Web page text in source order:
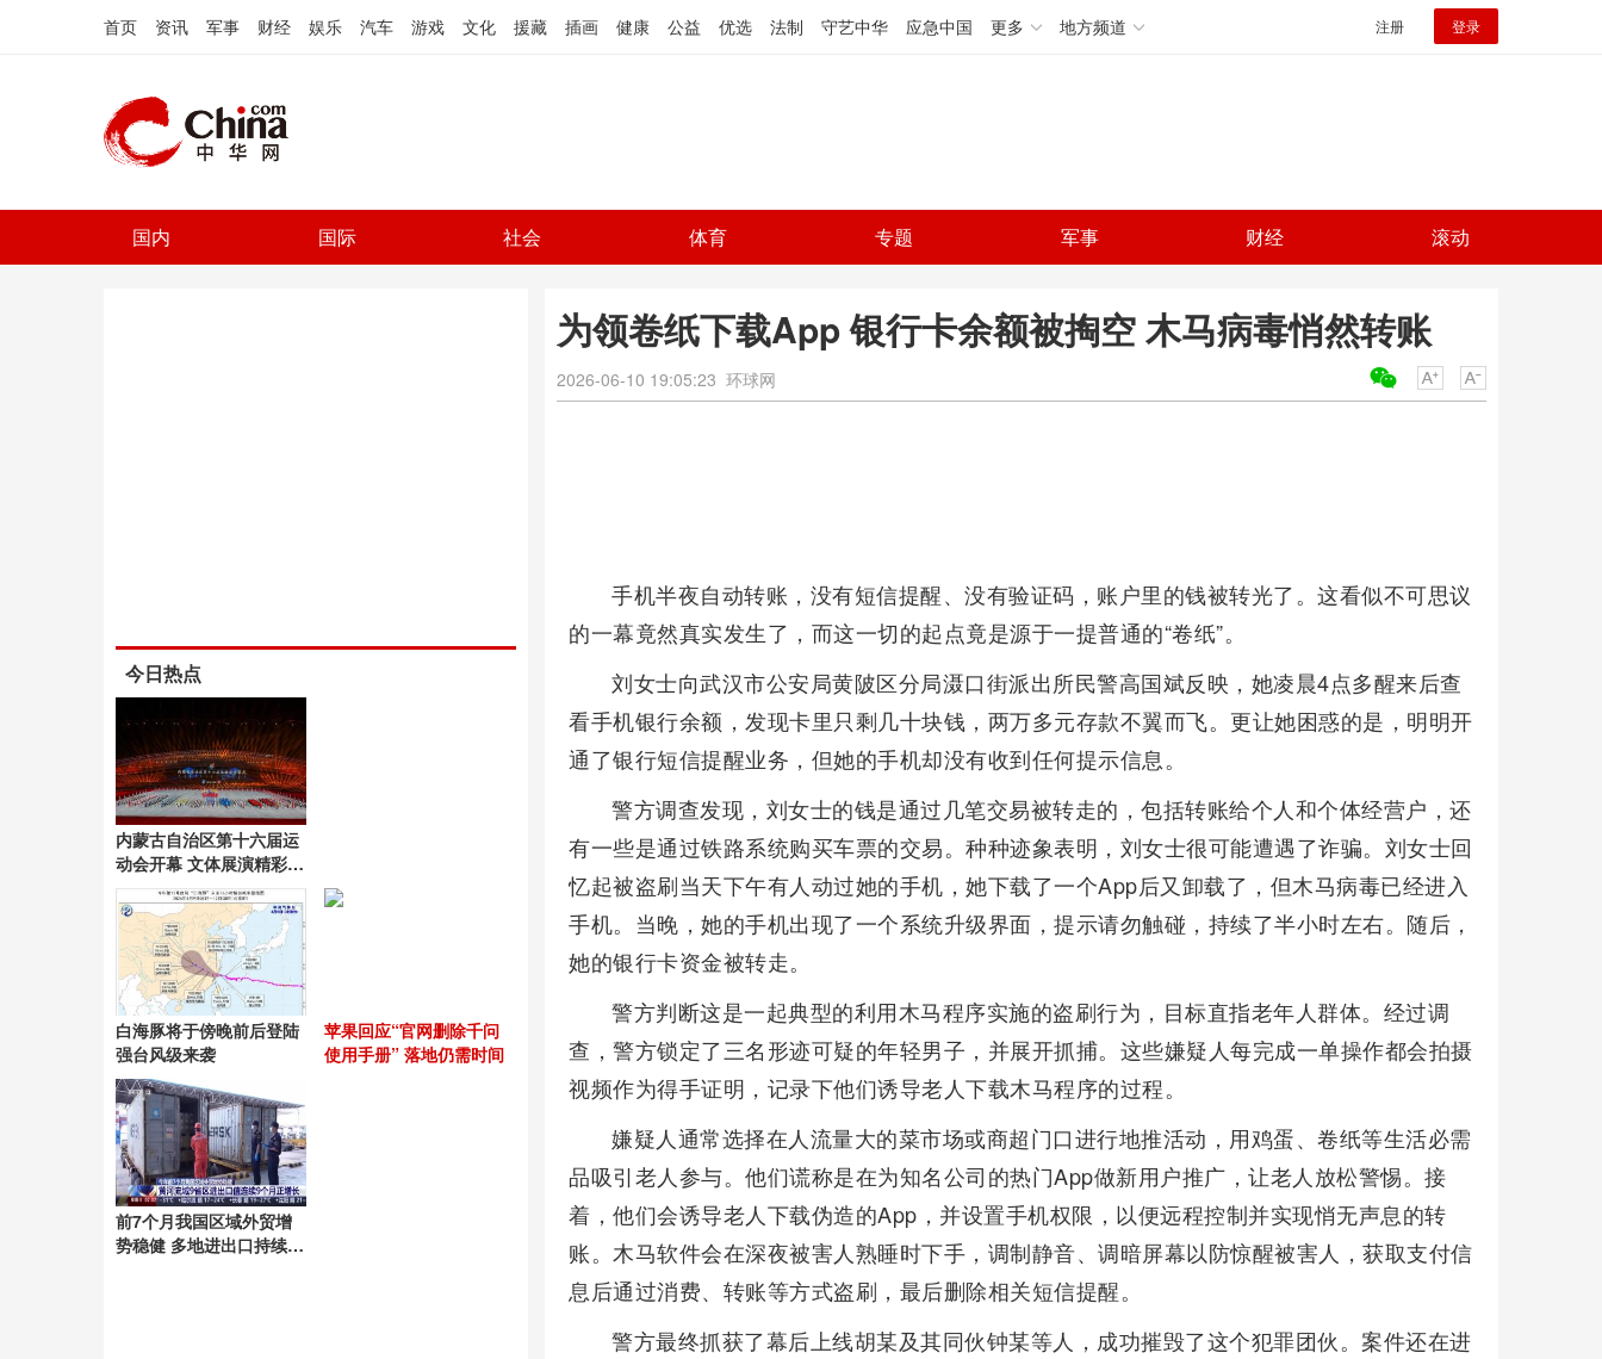
首页 资讯 军事 财经 娱乐 汽车 游戏 文化 援藏 插画 健康 公益 优选 法制 守艺中华 应急中国 更多 地方频道 注册 登录
国内 国际 社会 体育 专题 军事 财经 滚动
为领卷纸下载App 银行卡余额被掏空 木马病毒悄然转账
2026-06-10 19:05:23 环球网
手机半夜自动转账，没有短信提醒、没有验证码，账户里的钱被转光了。这看似不可思议
的一幕竟然真实发生了，而这一切的起点竟是源于一提普通的“卷纸”。
刘女士向武汉市公安局黄陂区分局滠口街派出所民警高国斌反映，她凌晨4点多醒来后查
看手机银行余额，发现卡里只剩几十块钱，两万多元存款不翼而飞。更让她困惑的是，明明开
通了银行短信提醒业务，但她的手机却没有收到任何提示信息。
警方调查发现，刘女士的钱是通过几笔交易被转走的，包括转账给个人和个体经营户，还
有一些是通过铁路系统购买车票的交易。种种迹象表明，刘女士很可能遭遇了诈骗。刘女士回
忆起被盗刷当天下午有人动过她的手机，她下载了一个App后又卸载了，但木马病毒已经进入
手机。当晚，她的手机出现了一个系统升级界面，提示请勿触碰，持续了半小时左右。随后，
她的银行卡资金被转走。
警方判断这是一起典型的利用木马程序实施的盗刷行为，目标直指老年人群体。经过调
查，警方锁定了三名形迹可疑的年轻男子，并展开抓捕。这些嫌疑人每完成一单操作都会拍摄
视频作为得手证明，记录下他们诱导老人下载木马程序的过程。
嫌疑人通常选择在人流量大的菜市场或商超门口进行地推活动，用鸡蛋、卷纸等生活必需
品吸引老人参与。他们谎称是在为知名公司的热门App做新用户推广，让老人放松警惕。接
着，他们会诱导老人下载伪造的App，并设置手机权限，以便远程控制并实现悄无声息的转
账。木马软件会在深夜被害人熟睡时下手，调制静音、调暗屏幕以防惊醒被害人，获取支付信
息后通过消费、转账等方式盗刷，最后删除相关短信提醒。
警方最终抓获了幕后上线胡某及其同伙钟某等人，成功摧毁了这个犯罪团伙。案件还在进
今日热点
内蒙古自治区第十六届运
动会开幕 文体展演精彩纷
呈
白海豚将于傍晚前后登陆
强台风级来袭
苹果回应“官网删除千问
使用手册” 落地仍需时间
前7个月我国区域外贸增
势稳健 多地进出口持续增